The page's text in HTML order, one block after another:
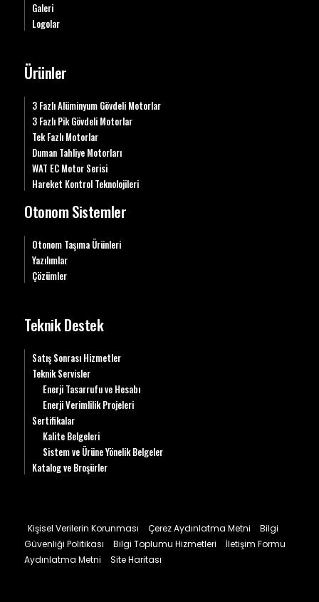
Galeri
Logolar
Ürünler
3 Fazlı Alüminyum Gövdeli Motorlar
3 Fazlı Pik Gövdeli Motorlar
Tek Fazlı Motorlar
Duman Tahliye Motorları
WAT EC Motor Serisi
Hareket Kontrol Teknolojileri
Otonom Sistemler
Otonom Taşıma Ürünleri
Yazılımlar
Çözümler
Teknik Destek
Satış Sonrası Hizmetler
Teknik Servisler
Enerji Tasarrufu ve Hesabı
Enerji Verimlilik Projeleri
Sertifikalar
Kalite Belgeleri
Sistem ve Ürüne Yönelik Belgeler
Katalog ve Broşürler
Kişisel Verilerin Korunması Çerez Aydınlatma Metni
Bilgi
Güvenliği Politikası
Bilgi Toplumu Hizmetleri
İletişim Formu
Aydınlatma Metni
Site Haritası